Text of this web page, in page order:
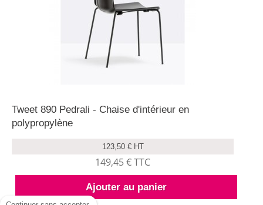
Tweet 890 Pedrali - Chaise d'intérieur en
polypropylène
123,50 € HT
149,45 € TTC
Ajouter au panier